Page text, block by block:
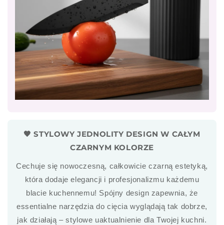
🖤 STYLOWY JEDNOLITY DESIGN W CAŁYM
CZARNYM KOLORZE
Cechuje się nowoczesną, całkowicie czarną estetyką,
która dodaje elegancji i profesjonalizmu każdemu
blacie kuchennemu! Spójny design zapewnia, że
essentialne narzędzia do cięcia wyglądają tak dobrze,
jak działają – stylowe uaktualnienie dla Twojej kuchni.